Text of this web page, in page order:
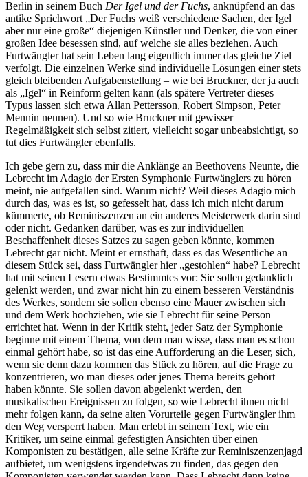
Berlin in seinem Buch Der Igel und der Fuchs, anknüpfend an das
antike Sprichwort „Der Fuchs weiß verschiedene Sachen, der Igel
aber nur eine große“ diejenigen Künstler und Denker, die von einer
großen Idee besessen sind, auf welche sie alles beziehen. Auch
Furtwängler hat sein Leben lang eigentlich immer das gleiche Ziel
verfolgt. Die einzelnen Werke sind individuelle Lösungen einer stets
gleich bleibenden Aufgabenstellung – wie bei Bruckner, der ja auch
als „Igel“ in Reinform gelten kann (als spätere Vertreter dieses
Typus lassen sich etwa Allan Pettersson, Robert Simpson, Peter
Mennin nennen). Und so wie Bruckner mit gewisser
Regelmäßigkeit sich selbst zitiert, vielleicht sogar unbeabsichtigt, so
tut dies Furtwängler ebenfalls.
Ich gebe gern zu, dass mir die Anklänge an Beethovens Neunte, die
Lebrecht im Adagio der Ersten Symphonie Furtwänglers zu hören
meint, nie aufgefallen sind. Warum nicht? Weil dieses Adagio mich
durch das, was es ist, so gefesselt hat, dass ich mich nicht darum
kümmerte, ob Reminiszenzen an ein anderes Meisterwerk darin sind
oder nicht. Gedanken darüber, was es zur individuellen
Beschaffenheit dieses Satzes zu sagen geben könnte, kommen
Lebrecht gar nicht. Meint er ernsthaft, dass es das Wesentliche an
diesem Stück sei, dass Furtwängler hier „gestohlen“ habe? Lebrecht
hat mit seinen Lesern etwas Bestimmtes vor: Sie sollen gedanklich
gelenkt werden, und zwar nicht hin zu einem besseren Verständnis
des Werkes, sondern sie sollen ebenso eine Mauer zwischen sich
und dem Werk hochziehen, wie sie Lebrecht für seine Person
errichtet hat. Wenn in der Kritik steht, jeder Satz der Symphonie
beginne mit einem Thema, von dem man wisse, dass man es schon
einmal gehört habe, so ist das eine Aufforderung an die Leser, sich,
wenn sie denn dazu kommen das Stück zu hören, auf die Frage zu
konzentrieren, wo man dieses oder jenes Thema bereits gehört
haben könnte. Sie sollen davon abgelenkt werden, den
musikalischen Ereignissen zu folgen, so wie Lebrecht ihnen nicht
mehr folgen kann, da seine alten Vorurteile gegen Furtwängler ihm
den Weg versperrt haben. Man erlebt in seinem Text, wie ein
Kritiker, um seine einmal gefestigten Ansichten über einen
Komponisten zu bestätigen, alle seine Kräfte zur Reminiszenzenjagd
aufbietet, um wenigstens irgendetwas zu finden, das gegen den